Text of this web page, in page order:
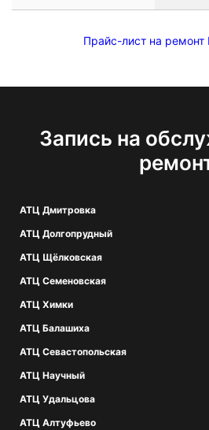
Прайс-лист на ремонт
Запись на
АТЦ Дмитровка
АТЦ Долгопрудный
АТЦ Щёлковская
АТЦ Семеновская
АТЦ Химки
АТЦ Балашиха
АТЦ Севастопольская
АТЦ Научный
АТЦ Удальцова
АТЦ Алтуфьево